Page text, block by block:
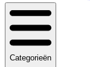
Categorieën